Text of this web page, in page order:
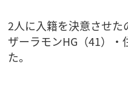
2人に入籍を決意させ
ザーラモンHG（41）
た。